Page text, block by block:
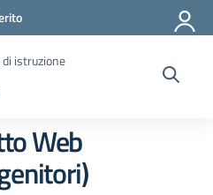
istruzione
Web